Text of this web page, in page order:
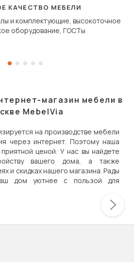
дугообразной
КАЧЕСТВО МЕБЕЛИ
и комплектующие, высокоточное
оборудование, ГОСТы
магазин мебели в
MebelVia
на производстве мебели
через интернет. Поэтому наша
ценой. У нас вы найдете
вашего дома, а также
и скидках нашего магазина. Рады
дом уютнее с пользой для